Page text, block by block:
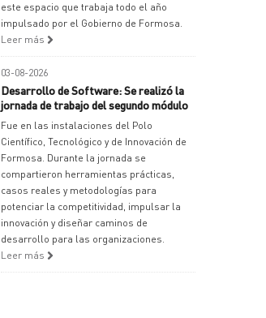
este espacio que trabaja todo el año
impulsado por el Gobierno de Formosa.
Leer más
03-08-2026
Desarrollo de Software: Se realizó la
jornada de trabajo del segundo módulo
Fue en las instalaciones del Polo
Científico, Tecnológico y de Innovación de
Formosa. Durante la jornada se
compartieron herramientas prácticas,
casos reales y metodologías para
potenciar la competitividad, impulsar la
innovación y diseñar caminos de
desarrollo para las organizaciones.
Leer más